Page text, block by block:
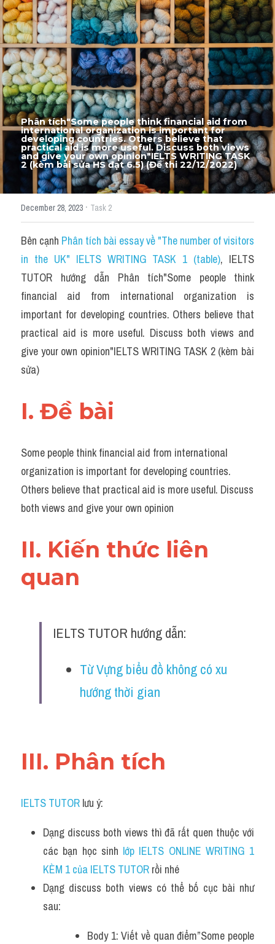
Thư Tín
Mixed
SGK
Vocabularies
Đề writing theo topic
Pie
Line graph
Bar chart
Đề thi thật IELTS GENERAL
Task 2
Từ vựng theo topic
Từ vựng theo Topic
Cam
Environment
Đề thi thật Task 1
Process
Đề thi IELTS thật
Listening
Reading
Thành tích học viên
Phân tích"Some people think financial aid from
international organization is important for
developing countries. Others believe that
practical aid is more useful. Discuss both views
and give your own opinion"IELTS WRITING TASK
2 (kèm bài sửa HS đạt 6.5) (Đề thi 22/12/2022)
December 28, 2023 · Task 2
Bên cạnh Phân tích bài essay về "The number of visitors
in the UK" IELTS WRITING TASK 1 (table), IELTS
TUTOR hướng dẫn Phân tích"Some people think
financial aid from international organization is
important for developing countries. Others believe that
practical aid is more useful. Discuss both views and
give your own opinion"IELTS WRITING TASK 2 (kèm bài
sửa)
I. Đề bài
Some people think financial aid from international
organization is important for developing countries.
Others believe that practical aid is more useful. Discuss
both views and give your own opinion
II. Kiến thức liên
quan
IELTS TUTOR hướng dẫn:
Từ Vựng biểu đồ không có xu
hướng thời gian
III. Phân tích
IELTS TUTOR lưu ý:
Dạng discuss both views thì đã rất quen thuộc với
các bạn học sinh lớp IELTS ONLINE WRITING 1
KÈM 1 của IELTS TUTOR rồi nhé
Dạng discuss both views có thể bố cục bài như
sau:
Body 1: Viết về quan điểm”Some people